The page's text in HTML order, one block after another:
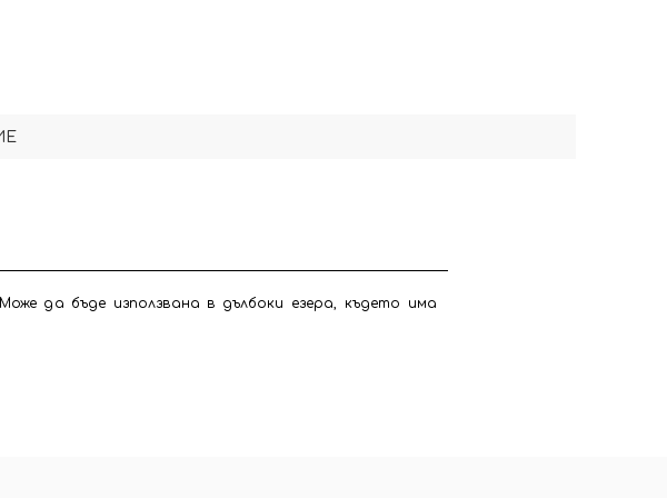
да бъде използвана в дълбоки езера, където има